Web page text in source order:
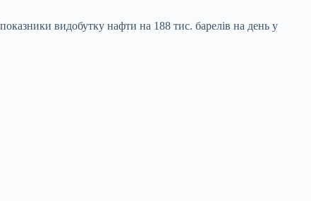
видобутку нафти на 188 тис. барелів на день у